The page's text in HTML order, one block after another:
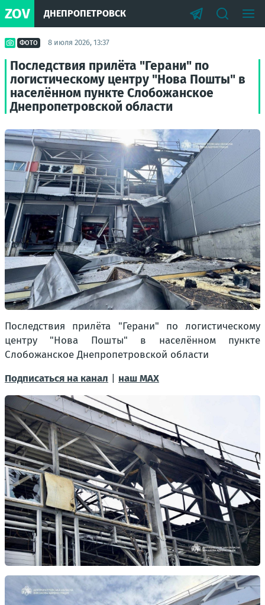
ZOV ДНЕПРОПЕТРОВСК
ФОТО 8 июля 2026, 13:37
Последствия прилёта "Герани" по
логистическому центру "Нова Пошты" в
населённом пункте Слобожанское
Днепропетровской области
Последствия прилёта "Герани" по логистическому
центру "Нова Пошты" в населённом пункте
Слобожанское Днепропетровской области
Подписаться на канал
наш МАХ